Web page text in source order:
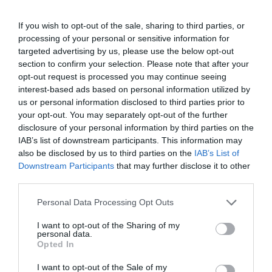
If you wish to opt-out of the sale, sharing to third parties, or
processing of your personal or sensitive information for
targeted advertising by us, please use the below opt-out
section to confirm your selection. Please note that after your
opt-out request is processed you may continue seeing
interest-based ads based on personal information utilized by
us or personal information disclosed to third parties prior to
your opt-out. You may separately opt-out of the further
disclosure of your personal information by third parties on the
IAB’s list of downstream participants. This information may
also be disclosed by us to third parties on the IAB’s List of
Downstream Participants that may further disclose it to other
Personal Data Processing Opt Outs
I want to opt-out of the Sharing of my
personal data.
Opted In
I want to opt-out of the Sale of my
Καθώς εξελίσσεται από αθώο παιδί σε νεαρό που
προσπαθεί να ανακαλύψει τη ζωή, καταλήγει να
σπουδάζει στην Καλκούτα. Συνεπαρμένος από τον
ρυθμό της πόλης, επισκέπτεται τη μητέρα του
απρόθυμα και σπάνια. Εκείνη είναι μοναχή και
ετοιμοθάνατη, αλλά αρνείται να ζητήσει τη συντροφιά
του, από φόβο μήπως εμποδίσει την εκπαίδευσή του.
Αυτή η τρυφερά εκφραστική, και συχνά σπαρακτική,
ταινία όχι μόνο επεκτείνει, αλλά παράλληλα εμβαθύνει
πνευματικά, την ιστορία του Απού. Η ταινία, με
λιτότητα στη φόρμα της και μεγάλο συναισθηματικό
βάθος, κέρδισε πολλά διεθνή βραβεία.
Ο κόσμος του Απού / The World of Apu / Apur Sansar
(Ινδία, 1959)
Σκηνοθεσία: Satyajit Ray. Σενάριο: Satyajit Ray,
Bibhutibhusan Banerjee (βασισμένο στο βιβλίο Aparajita).